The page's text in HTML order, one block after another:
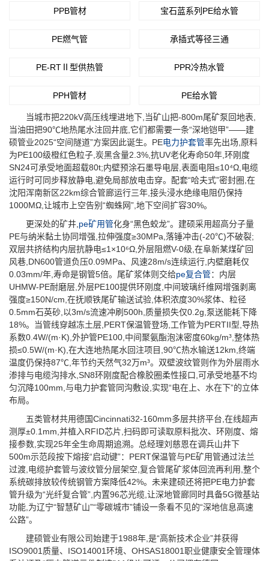
PPB管材 宝石蓝系列PE给水管
PE燃气管 承插式等径三通
PE-RTⅡ型供热管 PPR冷热水管
PPH管材 PE给水管
当城市把220kV高压线埋进地下,当矿山把-800m尾矿泵回地表,
当油田把90℃地热尾水注回井底,它们都需要一条“深地铠甲”——建
硕管业2025“空间隧道”方案因此诞生。PE电力护套管率先出场,原料
为PE100级橙红色粒子,炭黑含量2.3%,抗UV老化寿命50年,环刚度
SN24可承受地面超载80t;内壁预涂石墨导电层,表面电阻≤10⁴Ω,电缆
运行时可同步释放静电,避免局部放电击穿。配套“哈夫式”密封圈,在
沈阳浑南新区22km综合管廊运行三年,接头浸水绝缘电阻仍保持
1000MΩ,让城市上空告别“蜘蛛网”,地下空间扩容30%。
更深处的矿井, pe矿用管化身“黑色蛟龙”。建硕采用超高分子量
PE与纳米黏土协同增强,拉伸强度≥30MPa,落锤冲击(-20℃)不破裂;
双层共挤结构内层抗静电≤1×10⁶Ω,外层阻燃V-0级,在阜新某煤矿回
风巷,DN600管道负压0.09MPa、风速28m/s连续运行,内壁磨耗仅
0.03mm/年,寿命是钢管5倍。尾矿浆体则交给pe复合管：内层
UHMW-PE耐磨层,外层PE100提供环刚度,中间玻璃纤维网增强剥离
强度≥150N/cm,在抚顺铁尾矿输送试验,体积浓度30%浆体、粒径
0.5mm石英砂,以3m/s流速冲刷500h,质量损失仅0.2g,泵送能耗下降
18%。当管线穿越冻土层,PERT保温管登场,工作管为PERTII型,导热
系数0.4W/(m·K),外护管PE100,中间聚氨酯泡沫密度60kg/m³,整体热
损≤0.5W/(m·K),在大连地热尾水回注项目,90℃热水输送12km,终端
温度仍保持87℃,年节约天然气32万m³。双壁波纹管则作为外层雨水
渗排与电缆沟排水,SN8环刚度配合橡胶圈柔性接口,可承受地基不均
匀沉降100mm,与电力护套管同沟敷设,实现“电在上、水在下”的立体
布局。
五类管材共用德国Cincinnati32-160mm多层共挤平台,在线超声
测厚±0.1mm,并植入RFID芯片,扫码即可读取原料批次、环刚度、熔
接参数,实现25年全生命周期追溯。总经理刘慈恩在调兵山井下
500m示范段按下熔接“启动键”：PERT保温管与PE矿用管通过法兰
过渡,电缆护套管与波纹管分层架空,复合管尾矿浆体回流再利用,整个
系统碳排放较传统钢管方案降低42%。未来建硕还将把PE电力护套
管升级为“光纤复合管”,内置96芯光缆,让深地管廊同时具备5G微基站
功能,为辽宁“智慧矿山”“零碳城市”铺设一条看不见的“深地信息高速
公路”。
建硕管业有限公司始建于1988年,是“高新技术企业”并获得
ISO9001质量、ISO14001环境、OHSAS18001职业健康安全管理体